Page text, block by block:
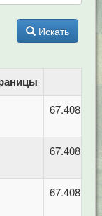
Искать
67.408
67.408
67.408